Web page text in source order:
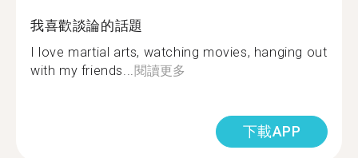
我喜歡談論的話題
I love martial arts, watching movies, hanging out
with my friends...閱讀更多
下載APP